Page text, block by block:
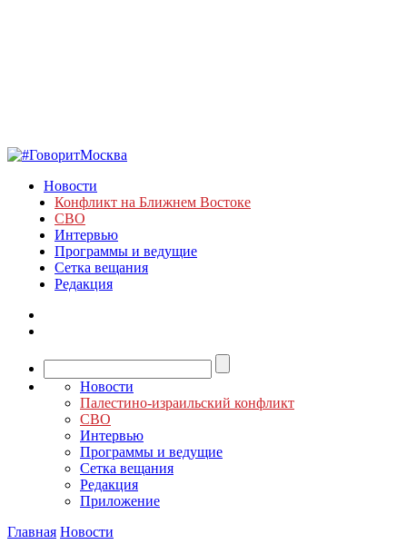
Новости
Конфликт на Ближнем Востоке
СВО
Интервью
Программы и ведущие
Сетка вещания
Редакция
Новости
Палестино-израильский конфликт
СВО
Интервью
Программы и ведущие
Сетка вещания
Редакция
Приложение
Главная Новости